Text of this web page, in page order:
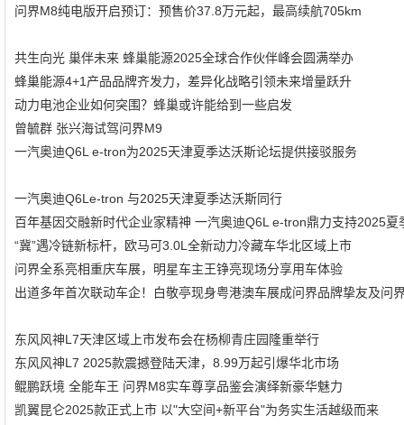
问界M8纯电版开启预订：预售价37.8万元起，最高续航705km
共生向光 巢伴未来 蜂巢能源2025全球合作伙伴峰会圆满举办
蜂巢能源4+1产品品牌齐发力，差异化战略引领未来增量跃升
动力电池企业如何突围？蜂巢或许能给到一些启发
曾毓群 张兴海试驾问界M9
一汽奥迪Q6L e-tron为2025天津夏季达沃斯论坛提供接驳服务
一汽奥迪Q6Le-tron 与2025天津夏季达沃斯同行
百年基因交融新时代企业家精神 一汽奥迪Q6L e-tron鼎力支持2025夏
“冀”遇冷链新标杆，欧马可3.0L全新动力冷藏车华北区域上市
问界全系亮相重庆车展，明星车主王铮亮现场分享用车体验
出道多年首次联动车企！白敬亭现身粤港澳车展成问界品牌挚友及问
东风风神L7天津区域上市发布会在杨柳青庄园隆重举行
东风风神L7 2025款震撼登陆天津，8.99万起引爆华北市场
鲲鹏跃境 全能车王 问界M8实车尊享品鉴会演绎新豪华魅力
凯翼昆仑2025款正式上市 以"大空间+新平台"为务实生活越级而来